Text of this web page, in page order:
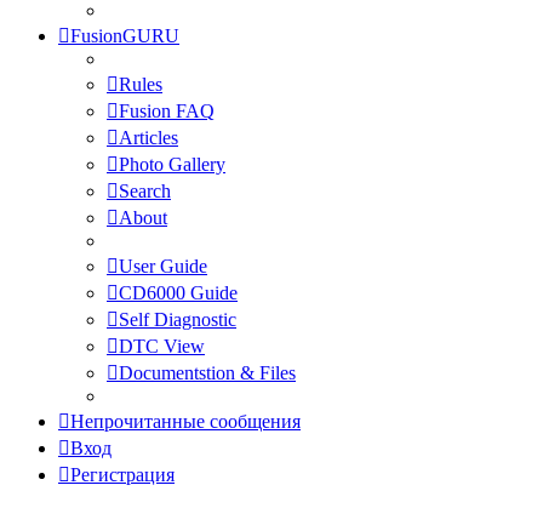
FusionGURU
Rules
Fusion FAQ
Articles
Photo Gallery
Search
About
User Guide
CD6000 Guide
Self Diagnostic
DTC View
Documentstion & Files
Непрочитанные сообщения
Вход
Регистрация